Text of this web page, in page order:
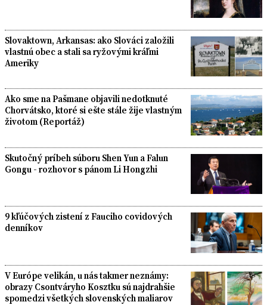
Slovaktown, Arkansas: ako Slováci založili
vlastnú obec a stali sa ryžovými kráľmi
Ameriky
Ako sme na Pašmane objavili nedotknuté
Chorvátsko, ktoré si ešte stále žije vlastným
životom (Reportáž)
Skutočný príbeh súboru Shen Yun a Falun
Gongu - rozhovor s pánom Li Hongzhi
9 kľúčových zistení z Fauciho covidových
denníkov
V Európe velikán, u nás takmer neznámy:
obrazy Csontváryho Kosztku sú najdrahšie
spomedzi všetkých slovenských maliarov